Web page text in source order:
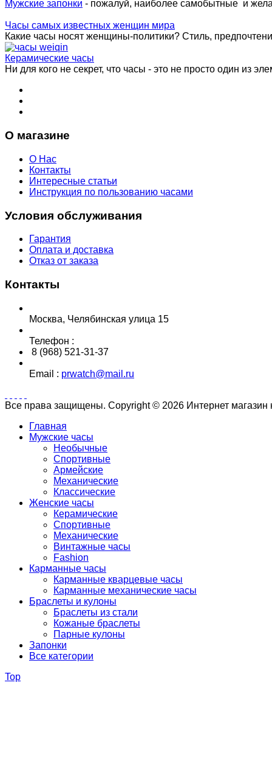
Мужские запонки - пожалуй, наиболее самобытные и
Часы самых известных женщин мира
Какие часы носят женщины-политики? Стиль,
Керамические часы
Ни для кого не секрет, что часы - это не просто один из
О магазине
О Нас
Контакты
Интересные статьи
Инструкция по пользованию часами
Условия обслуживания
Гарантия
Оплата и доставка
Отказ от заказа
Контакты
Москва, Челябинская улица 15
Телефон :
8 (968) 521-31-37
Email : prwatch@mail.ru
Все права защищены. Copyright © 2026 Интернет магазин
Главная
Мужские часы
Необычные
Спортивные
Армейские
Механические
Классические
Женские часы
Керамические
Спортивные
Механические
Винтажные часы
Fashion
Карманные часы
Карманные кварцевые часы
Карманные механические часы
Браслеты и кулоны
Браслеты из стали
Кожаные браслеты
Парные кулоны
Запонки
Все категории
Top